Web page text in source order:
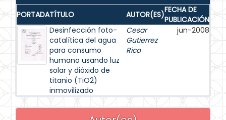
PORTADATÍTULO AUTOR(ES)FECHA DE
PUBLICACIÓN
Desinfección foto-
catalítica del agua
para consumo
humano usando luz
solar y dióxido de
titanio (TiO2)
inmovilizado
Cesar
Gutierrez
Rico
jun-2008